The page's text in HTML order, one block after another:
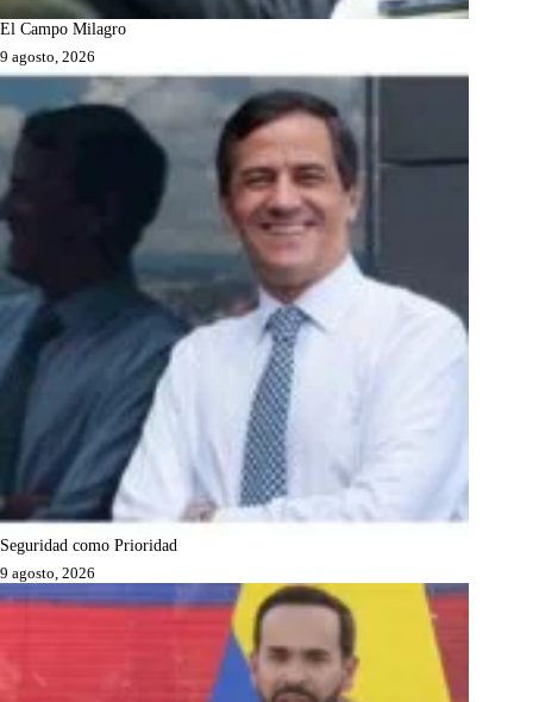
El Campo Milagro
9 agosto, 2026
Seguridad como Prioridad
9 agosto, 2026